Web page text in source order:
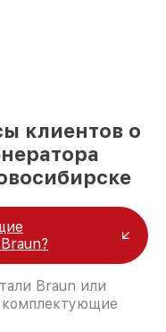
клиентов о
Braun или
комплектующие